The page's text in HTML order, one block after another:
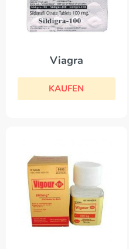
Viagra
KAUFEN